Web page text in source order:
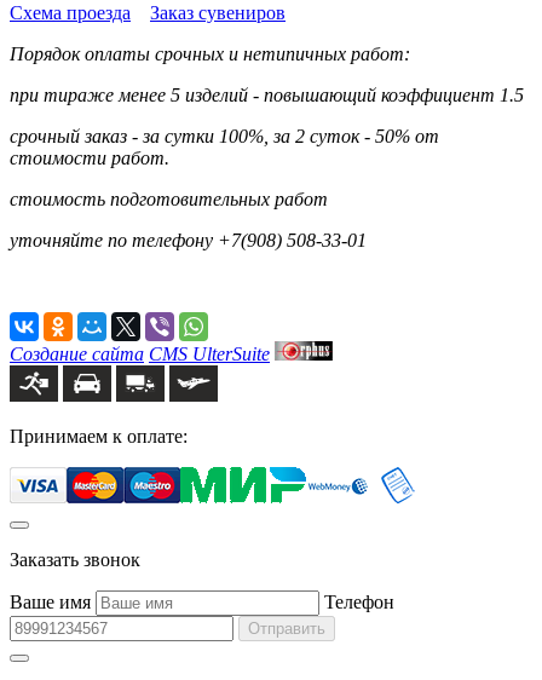
Схема проезда
Заказ сувениров
Порядок оплаты срочных и нетипичных работ:
при тираже менее 5 изделий - повышающий коэффициент 1.5
срочный заказ - за сутки 100%, за 2 суток - 50% от
стоимости работ.
стоимость подготовительных работ
уточняйте по телефону +7(908) 508-33-01
Создание сайта CMS UlterSuite
Принимаем к оплате:
Заказать звонок
Ваше имя Телефон
Отправить